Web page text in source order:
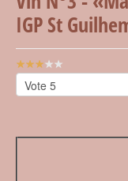
IGP St
Vote
utilisateur:
Veuillez
voter